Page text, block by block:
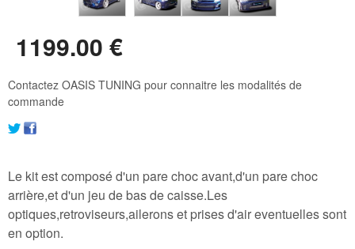
1199.00 €
Contactez OASIS TUNING pour connaitre les modalités de
commande
Le kit est composé d'un pare choc avant,d'un pare choc
arrière,et d'un jeu de bas de caisse.Les
optiques,retroviseurs,ailerons et prises d'air eventuelles sont
en option.